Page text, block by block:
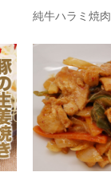
純牛ハラミ焼肉